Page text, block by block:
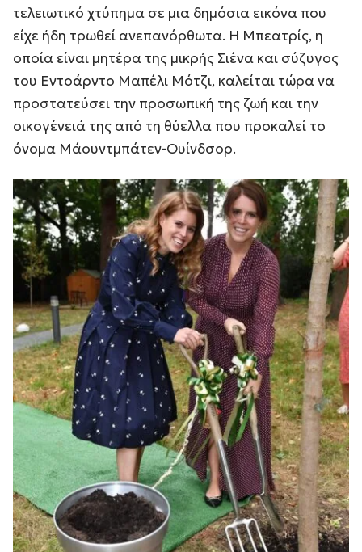
τελειωτικό χτύπημα σε μια δημόσια εικόνα που
είχε ήδη τρωθεί ανεπανόρθωτα. Η Μπεατρίς, η
οποία είναι μητέρα της μικρής Σιένα και σύζυγος
του Εντοάρντο Μαπέλι Μότζι, καλείται τώρα να
προστατεύσει την προσωπική της ζωή και την
οικογένειά της από τη θύελλα που προκαλεί το
όνομα Μάουντμπάτεν-Ουίνδσορ.